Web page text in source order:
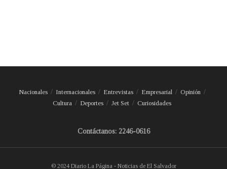
Nacionales Internacionales Entrevistas Empresarial
Opinión
Cultura
Deportes Jet Set Curiosidades
Contáctanos: 2246-0616
© 2024 Diario La Página - Noticias de El Salvador